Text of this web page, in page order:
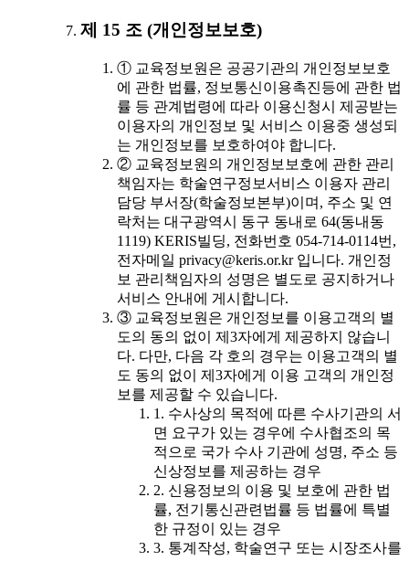
제 15 조 (개인정보보호)
① 교육정보원은 공공기관의 개인정보보호
에 관한 법률, 정보통신이용촉진등에 관한 법
률 등 관계법령에 따라 이용신청시 제공받는
이용자의 개인정보 및 서비스 이용중 생성되
는 개인정보를 보호하여야 합니다.
② 교육정보원의 개인정보보호에 관한 관리
책임자는 학술연구정보서비스 이용자 관리
담당 부서장(학술정보본부)이며, 주소 및 연
락처는 대구광역시 동구 동내로 64(동내동
1119) KERIS빌딩, 전화번호 054-714-0114번,
전자메일 privacy@keris.or.kr 입니다. 개인정
보 관리책임자의 성명은 별도로 공지하거나
서비스 안내에 게시합니다.
③ 교육정보원은 개인정보를 이용고객의 별
도의 동의 없이 제3자에게 제공하지 않습니
다. 다만, 다음 각 호의 경우는 이용고객의 별
도 동의 없이 제3자에게 이용 고객의 개인정
보를 제공할 수 있습니다.
1. 수사상의 목적에 따른 수사기관의 서
면 요구가 있는 경우에 수사협조의 목
적으로 국가 수사 기관에 성명, 주소 등
신상정보를 제공하는 경우
2. 신용정보의 이용 및 보호에 관한 법
률, 전기통신관련법률 등 법률에 특별
한 규정이 있는 경우
3. 통계작성, 학술연구 또는 시장조사를